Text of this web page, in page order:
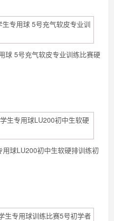
球 5号充气软皮专业训练比赛硬
球LU200初中生软硬排训练初